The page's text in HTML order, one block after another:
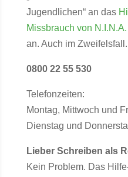
Jugendlichen“ an das
Missbrauch von N.I.N.A.
an. Auch im Zweifelsfall.
0800 22 55 530
Telefonzeiten:
Montag, Mittwoch und
Dienstag und
Lieber Schreiben als
Kein Problem. Das